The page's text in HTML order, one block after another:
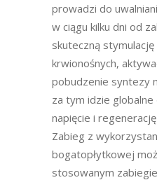
prowadzi do
w ciągu kilku dni od
skuteczną
krwionośnych,
pobudzenie syntezy
za tym idzie globalne
napięcie i
Zabieg z
bogatopłytkowej
stosowanym